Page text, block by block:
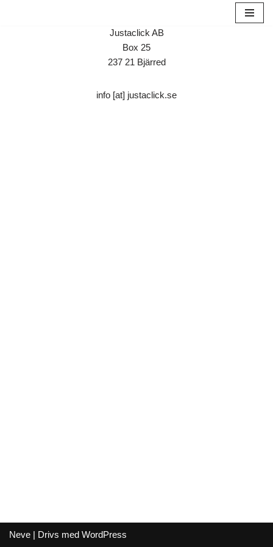
Justaclick AB
Box 25
237 21 Bjärred
info [at] justaclick.se
Neve | Drivs med WordPress